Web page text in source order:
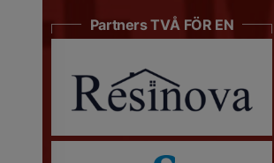
Partners TVÅ FÖR EN